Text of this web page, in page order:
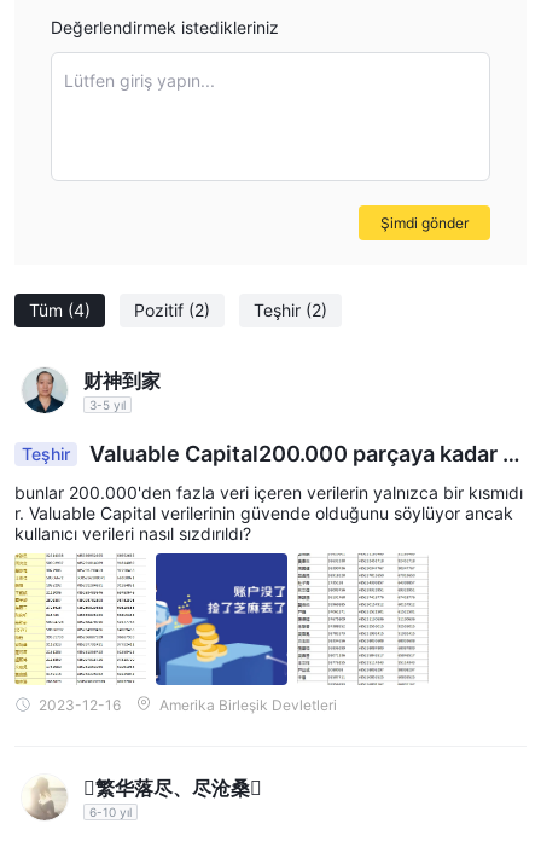
Hizmetler
Valuable Capital, farklı finansal ihtiyaçlara hitap etmek için çeşitli
olmak için profesyonel varlık yönetimi hizmetleri sunmaktadır.
Deneyimli portföy yöneticileri ve araştırmacılarından oluşan
yatırım stratejileri geliştirmekte ve finansal hedeflerine ulaşmak
için portföylerini yönetmektedir.
Capital, şirketlere halka arz (IPO), rüçhan hakları ve özel
yerleştirmeler yoluyla özsermaye sermayesi artırma sürecinde
yardımcı olur. Bu sermaye piyasası işlemlerinin başarılı bir
şekilde gerçekleştirilmesini sağlamak için kapsamlı danışmanlık
ve aracılık hizmetleri sunar.
-FICC (Sabit Gelir, Döviz ve Emtia) Hizmetleri:
Capital, sabit gelir, döviz ve emtia alanında geniş bir hizmet
yelpazesi sunmaktadır. Sabit gelir ürünleri, döviz ticareti ve
emtia türevleri için ticaret ve yürütme hizmetleri sağlarlar.
Ayrıca, müşterilere bilinçli yatırım kararları vermelerine yardımcı
olmak için bu varlık sınıflarıyla ilgili araştırma ve danışmanlık
hizmetleri sunarlar.
yüksek net değerli bireylere ve ailelere kişiselleştirilmiş varlık
yönetimi hizmetleri sunmaktadır. Varlık yönetimi ekibi, mülk
funds. Personally, I would not proceed without such
assurance, as regulatory oversight alone does not
guarantee the availability of every account type. For me,
Tüm (4) Pozitif (2) Teşhir (2)
财神到家
3-5 yıl
Teşhir
Valuable Capital200.000 parçaya kadar k
ullanıcı verisi sızdırıldı
bunlar 200.000'den fazla veri içeren verilerin yalnızca bir kısmıdı
r. Valuable Capital verilerinin güvende olduğunu söylüyor ancak
kullanıcı verileri nasıl sızdırıldı?
2023-12-16 Amerika Birleşik Devletleri
繁华落尽、尽沧桑
6-10 yıl
Değerlendirmek istedikleriniz
Lütfen giriş yapın...
Şimdi gönder